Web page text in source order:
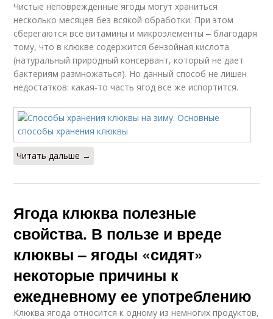
Чистые неповрежденные ягоды могут храниться
несколько месяцев без всякой обработки. При этом
сберегаются все витамины и микроэлементы ‒ благодаря
тому, что в клюкве содержится бензойная кислота
(натуральный природный консервант, который не дает
бактериям размножаться). Но данный способ не лишен
недостатков: какая-то часть ягод все же испортится.
Читать дальше →
Ягода клюква полезные
свойства. В пользе и вреде
клюквы – ягоды «сидят»
некоторые причины к
ежедневному ее употреблению
Клюква ягода относится к одному из немногих продуктов,